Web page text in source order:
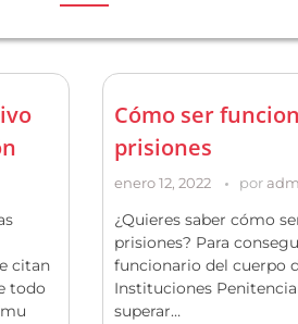
citan
todo
Cómo ser
prisiones
enero 12, 2022 por
¿Quieres saber cómo
prisiones? Para
funcionario del cuerpo
Instituciones
superar…